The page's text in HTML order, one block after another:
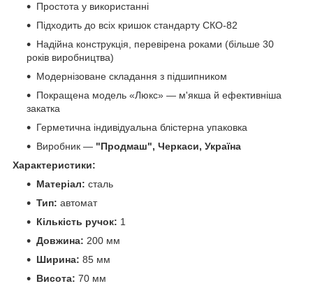
Простота у використанні
Підходить до всіх кришок стандарту СКО-82
Надійна конструкція, перевірена роками (більше 30
років виробництва)
Модернізоване складання з підшипником
Покращена модель «Люкс» — м'якша й ефективніша
закатка
Герметична індивідуальна блістерна упаковка
Виробник — "Продмаш", Черкаси, Україна
Характеристики:
Матеріал: сталь
Тип: автомат
Кількість ручок: 1
Довжина: 200 мм
Ширина: 85 мм
Висота: 70 мм